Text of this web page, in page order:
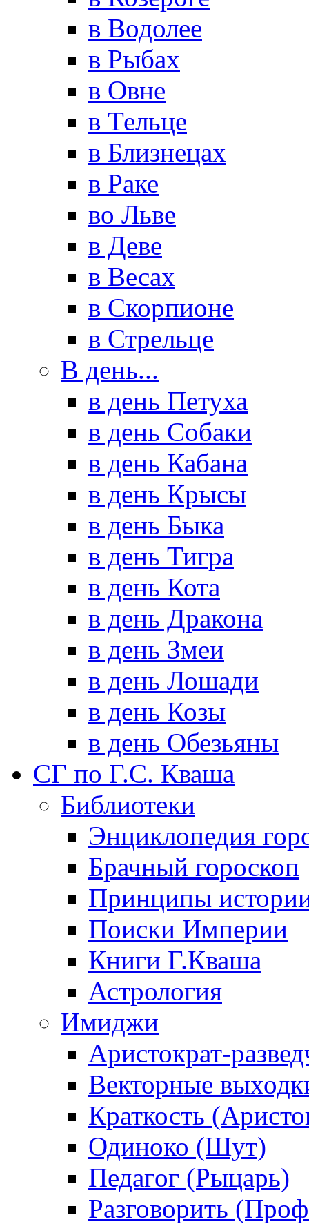
в Водолее
в Рыбах
в Овне
в Тельце
в Близнецах
в Раке
во Льве
в Деве
в Весах
в Скорпионе
в Стрельце
В день...
в день Петуха
в день Собаки
в день Кабана
в день Крысы
в день Быка
в день Тигра
в день Кота
в день Дракона
в день Змеи
в день Лошади
в день Козы
в день Обезьяны
СГ по Г.С. Кваша
Библиотеки
Энциклопедия
Брачный гороскоп
Принципы
Поиски Империи
Книги Г.Кваша
Астрология
Имиджи
Аристократ-
Векторные
Краткость
Одиноко (Шут)
Педагог (Рыцарь)
Разговорить